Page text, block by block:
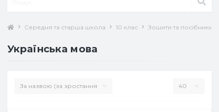
Середня та старша школа 10 клас Зошити та посібники
Українська мова